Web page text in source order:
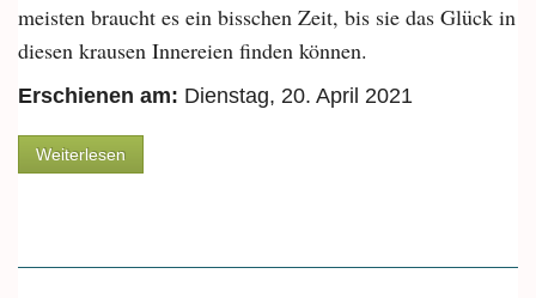
meisten braucht es ein bisschen Zeit, bis sie das Glück in
diesen krausen Innereien finden können.
Erschienen am: Dienstag, 20. April 2021
Weiterlesen